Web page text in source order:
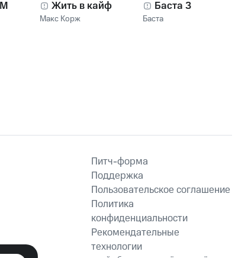
Жить в кайф
Макс Корж
Баста 3
Баста
Питч-форма
Поддержка
Пользовательское соглашение
Политика
конфиденциальности
Рекомендательные
технологии